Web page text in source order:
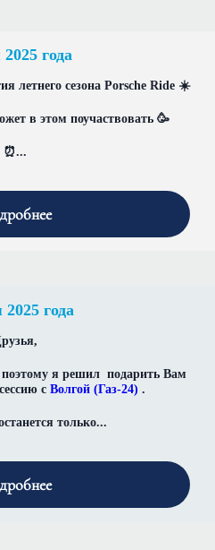
года
летнего сезона Porsche Ride ☀️
в этом поучаствовать 🥳
⏰...
года
я решил подарить Вам
с Волгой (Газ-24) .
только...